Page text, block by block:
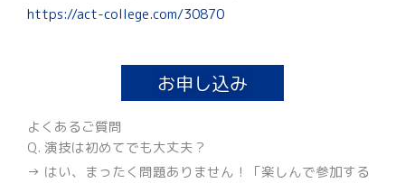
https://act-college.com/30870
お申し込み
よくあるご質問
Q. 演技は初めてでも大丈夫？
→ はい、まったく問題ありません！「楽しんで参加する